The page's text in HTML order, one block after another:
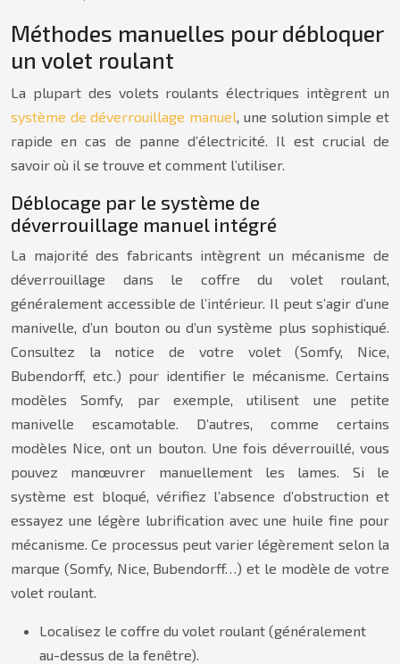
Méthodes manuelles pour débloquer
un volet roulant
La plupart des volets roulants électriques intègrent un
système de déverrouillage manuel, une solution simple et
rapide en cas de panne d’électricité. Il est crucial de
savoir où il se trouve et comment l’utiliser.
Déblocage par le système de
déverrouillage manuel intégré
La majorité des fabricants intègrent un mécanisme de
déverrouillage dans le coffre du volet roulant,
généralement accessible de l’intérieur. Il peut s’agir d’une
manivelle, d’un bouton ou d’un système plus sophistiqué.
Consultez la notice de votre volet (Somfy, Nice,
Bubendorff, etc.) pour identifier le mécanisme. Certains
modèles Somfy, par exemple, utilisent une petite
manivelle escamotable. D’autres, comme certains
modèles Nice, ont un bouton. Une fois déverrouillé, vous
pouvez manœuvrer manuellement les lames. Si le
système est bloqué, vérifiez l’absence d’obstruction et
essayez une légère lubrification avec une huile fine pour
mécanisme. Ce processus peut varier légèrement selon la
marque (Somfy, Nice, Bubendorff…) et le modèle de votre
volet roulant.
Localisez le coffre du volet roulant (généralement
au-dessus de la fenêtre).